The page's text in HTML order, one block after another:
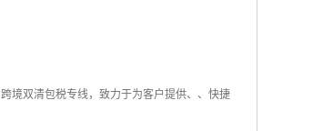
境双清包税专线，致力于为客户提供、、快捷